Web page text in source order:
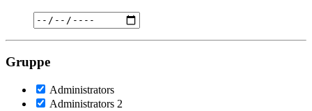
Gruppe
Administrators
Administrators 2